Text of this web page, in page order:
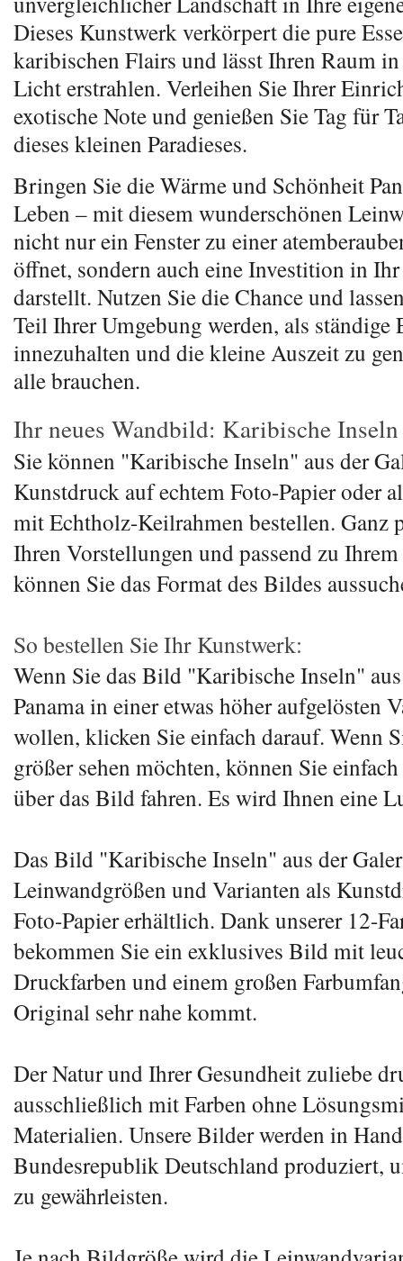
Dieses Kunstwerk verkörpert die pure
karibischen Flairs und lässt Ihren Raum
Licht erstrahlen. Verleihen Sie Ihrer
exotische Note und genießen Sie Tag für
dieses kleinen Paradieses.
Bringen Sie die Wärme und Schönheit
Leben – mit diesem wunderschönen
nicht nur ein Fenster zu einer
öffnet, sondern auch eine Investition in
darstellt. Nutzen Sie die Chance und
Teil Ihrer Umgebung werden, als ständige
innezuhalten und die kleine Auszeit zu
alle brauchen.
Ihr neues Wandbild: Karibische Inseln
Sie können "Karibische Inseln" aus der
Kunstdruck auf echtem Foto-Papier oder
mit Echtholz-Keilrahmen bestellen. Ganz
Ihren Vorstellungen und passend zu
können Sie das Format des Bildes
So bestellen Sie Ihr Kunstwerk:
Wenn Sie das Bild "Karibische Inseln"
Panama in einer etwas höher aufgelösten
wollen, klicken Sie einfach darauf. Wenn
größer sehen möchten, können Sie
über das Bild fahren. Es wird Ihnen eine
Das Bild "Karibische Inseln" aus der
Leinwandgrößen und Varianten als
Foto-Papier erhältlich. Dank unserer 12-
bekommen Sie ein exklusives Bild mit
Druckfarben und einem großen
Original sehr nahe kommt.
Der Natur und Ihrer Gesundheit zuliebe
ausschließlich mit Farben ohne
Materialien. Unsere Bilder werden in
Bundesrepublik Deutschland produziert,
zu gewährleisten.